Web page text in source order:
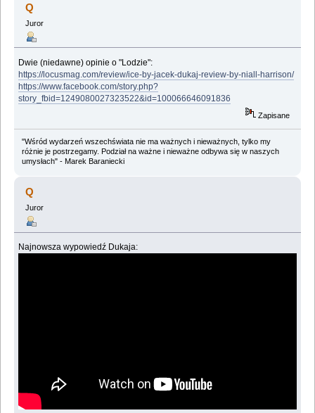
Q
Juror
Dwie (niedawne) opinie o "Lodzie":
https://locusmag.com/review/ice-by-jacek-dukaj-review-by-niall-harrison/
https://www.facebook.com/story.php?
story_fbid=1249080027323522&id=100066646091836
Zapisane
"Wśród wydarzeń wszechświata nie ma ważnych i nieważnych, tylko my
różnie je postrzegamy. Podział na ważne i nieważne odbywa się w naszych
umysłach" - Marek Baraniecki
Q
Juror
Najnowsza wypowiedź Dukaja: